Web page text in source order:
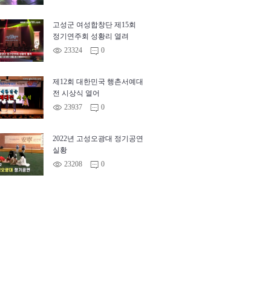
고성군 여성합창단 제15회
정기연주회 성황리 열려
© 23324 m 0
제12회 대한민국 행촌서예대
전 시상식 열어
© 23937 m 0
2022년 고성오광대 정기공연
실황
© 23208 m 0